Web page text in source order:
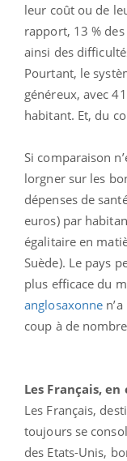
leur coût ou de
rapport, 13 %
ainsi des
Pourtant, le
généreux, avec
habitant. Et, du
Si comparaison
lorgner sur les
dépenses de
euros) par
égalitaire en
Suède). Le pays
plus efficace du
anglosaxonne
coup à de
Les Français,
Les Français,
toujours se
des Etats-Unis,